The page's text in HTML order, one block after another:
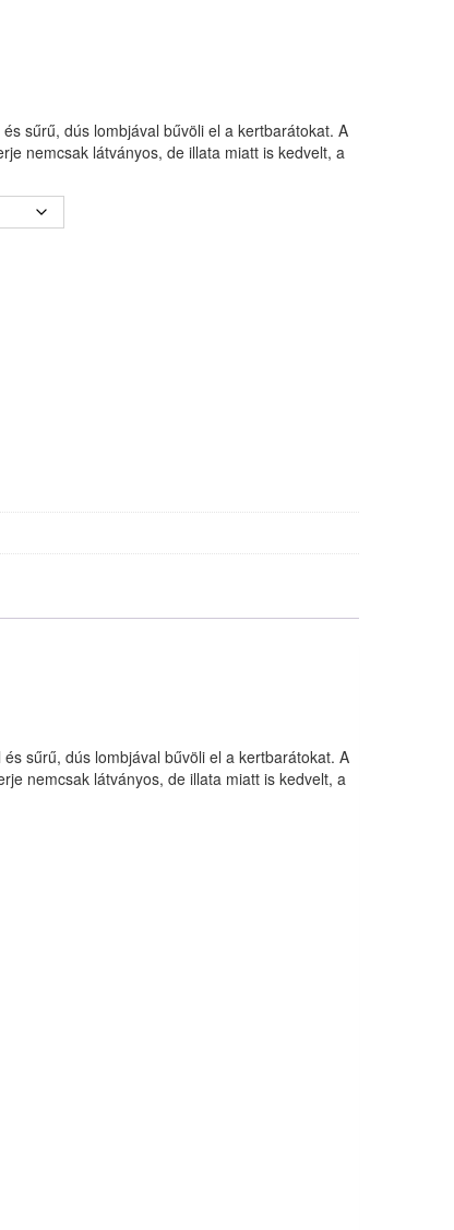
sűrű, dús lombjával bűvöli el a kertbarátokat. A
nemcsak látványos, de illata miatt is kedvelt, a
sűrű, dús lombjával bűvöli el a kertbarátokat. A
nemcsak látványos, de illata miatt is kedvelt, a